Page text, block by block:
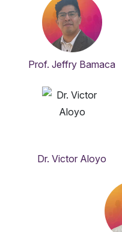
Prof. Jeffry Bamaca
Dr. Victor Aloyo